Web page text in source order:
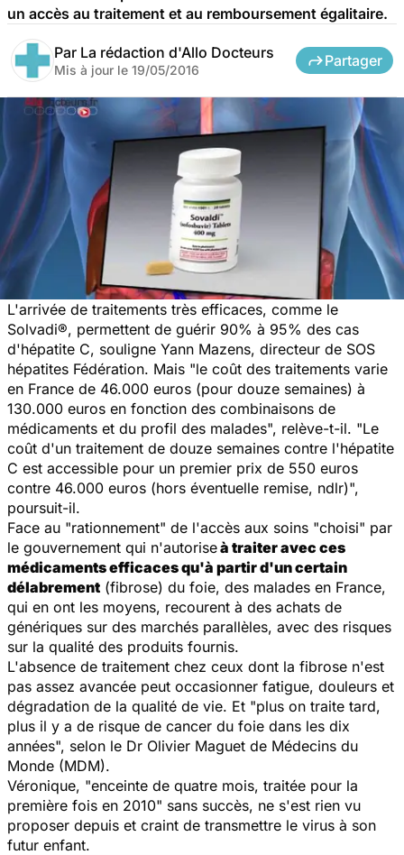
un accès au traitement et au remboursement égalitaire.
Par La rédaction d'Allo Docteurs
Mis à jour le 19/05/2016
Partager
L'arrivée de traitements très efficaces, comme le
Solvadi®, permettent de guérir 90% à 95% des cas
d'hépatite C, souligne Yann Mazens, directeur de SOS
hépatites Fédération. Mais "le coût des traitements varie
en France de 46.000 euros (pour douze semaines) à
130.000 euros en fonction des combinaisons de
médicaments et du profil des malades", relève-t-il. "Le
coût d'un traitement de douze semaines contre l'hépatite
C est accessible pour un premier prix de 550 euros
contre 46.000 euros (hors éventuelle remise, ndlr)",
poursuit-il.
Face au "rationnement" de l'accès aux soins "choisi" par
le gouvernement qui n'autoriseà traiter avec ces
médicaments efficaces qu'à partir d'un certain
délabrement (fibrose) du foie, des malades en France,
qui en ont les moyens, recourent à des achats de
génériques sur des marchés parallèles, avec des risques
sur la qualité des produits fournis.
L'absence de traitement chez ceux dont la fibrose n'est
pas assez avancée peut occasionner fatigue, douleurs et
dégradation de la qualité de vie. Et "plus on traite tard,
plus il y a de risque de cancer du foie dans les dix
années", selon le Dr Olivier Maguet de Médecins du
Monde (MDM).
Véronique, "enceinte de quatre mois, traitée pour la
première fois en 2010" sans succès, ne s'est rien vu
proposer depuis et craint de transmettre le virus à son
futur enfant.